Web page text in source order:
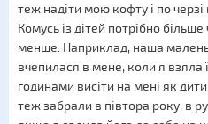
теж надіти мою кофту і по черзі
Комусь із дітей потрібно
менше. Наприклад, наша
вчепилася в мене, коли я взяла
годинами висіти на мені як
теж забрали в півтора року, в